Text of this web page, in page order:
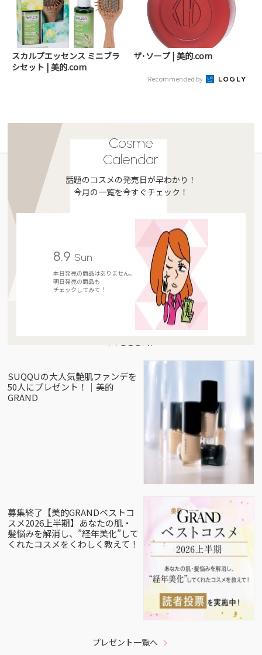
スカルプエッセンス ミニブラ
シセット | 美的.com
ザ･ソープ | 美的.com
Recommended by
Cosme
Calendar
話題のコスメの発売日が早わかり！
今月の一覧を今すぐチェック！
8.9 Sun
本日発売の商品はありません。
明日発売の商品も
チェックしてみて！
Present
SUQQUの大人気艶肌ファンデを
50人にプレゼント！｜美的
GRAND
募集終了【美的GRANDベストコ
スメ2026上半期】あなたの肌・
髪悩みを解消し、”経年美化”して
くれたコスメをくわしく教えて！
プレゼント一覧へ